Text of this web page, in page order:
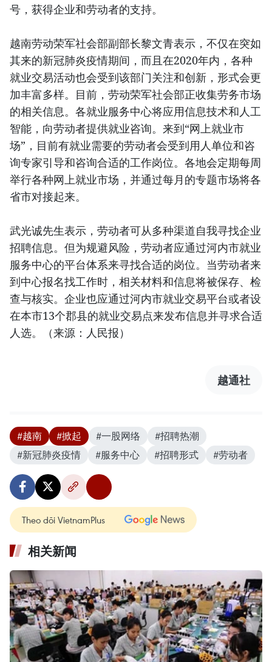
号，获得企业和劳动者的支持。
越南劳动荣军社会部副部长黎文青表示，不仅在突如
其来的新冠肺炎疫情期间，而且在2020年内，各种
就业交易活动也会受到该部门关注和创新，形式会更
加丰富多样。目前，劳动荣军社会部正收集劳务市场
的相关信息。各就业服务中心将应用信息技术和人工
智能，向劳动者提供就业咨询。来到“网上就业市
场”，目前有就业需要的劳动者会受到用人单位和咨
询专家引导和咨询合适的工作岗位。各地会定期每周
举行各种网上就业市场，并通过每月的专题市场将各
省市对接起来。
武光诚先生表示，劳动者可从多种渠道自我寻找企业
招聘信息。但为规避风险，劳动者应通过河内市就业
服务中心的平台体系来寻找合适的岗位。当劳动者来
到中心报名找工作时，相关材料和信息将被保存、检
查与核实。企业也应通过河内市就业交易平台或者设
在本市13个郡县的就业交易点来发布信息并寻求合适
人选。（来源：人民报）
越通社
#越南 #掀起 #一股网络
#招聘热潮
#新冠肺炎疫情
#服务中心 #招聘形式 #劳动者
Theo dõi VietnamPlus
相关新闻